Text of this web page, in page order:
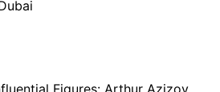
Figures: Arthur Azizov